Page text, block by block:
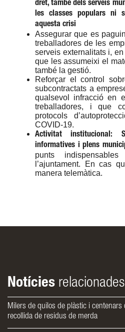
dret, també dels serveis
les classes populars ni
aquesta crisi
Assegurar que es
treballadores de les
serveis externalitats i,
que les assumeixi el
també la gestió.
Reforçar el control
subcontractats a
qualsevol infracció en
treballadores, i que
protocols
COVID-19.
Activitat institucional:
informatives i plens
punts
l’ajuntament. En cas
manera telemàtica.
Notícies relacionades
Milers de quilos de plàstic i centenars
recollida de residus de merda